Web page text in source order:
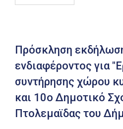
Πρόσκληση
ενδιαφέροντος για
συντήρησης χώρου
και 10ο Δημοτικό
Πτολεμαϊδας του